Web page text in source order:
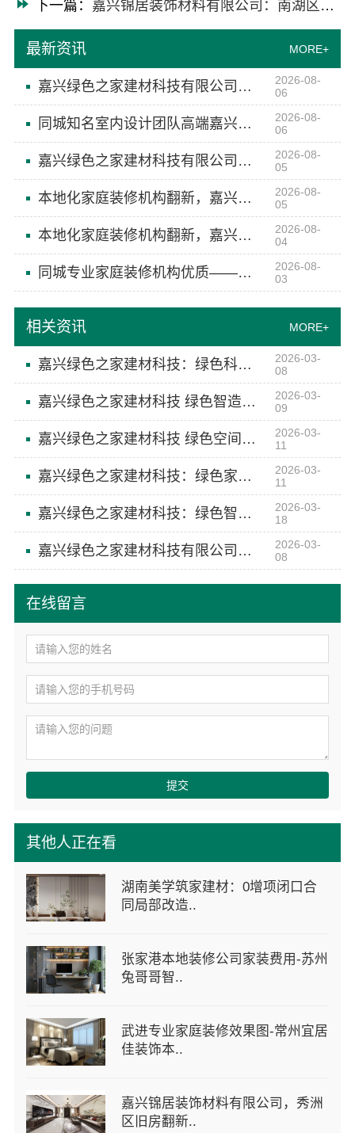
其他人正在看
湖南美学筑家建材：0增项闭口合
同局部改造..
张家港本地装修公司家装费用-苏州
兔哥哥智..
武进专业家庭装修效果图-常州宜居
佳装饰本..
嘉兴锦居装饰材料有限公司，秀洲
区旧房翻新..
在线留言
提交
下一篇： 嘉兴锦居装饰材料有限公司：南湖区高端装饰怎么样务实品质
最新资讯 MORE+
嘉兴绿色之家建材科技有限公司：同城专业家装团队环保
2026-08-
06
同城知名室内设计团队高端嘉兴绿色之家建材科技有限公司
2026-08-
06
嘉兴绿色之家建材科技有限公司本地化设计团队省心
2026-08-
05
本地化家庭装修机构翻新，嘉兴绿色之家建材科技有限公司焕新家园
2026-08-
05
本地化家庭装修机构翻新，嘉兴绿色之家建材科技有限公司旧房改造
2026-08-
04
同城专业家庭装修机构优质——嘉兴绿色之家建材科技有限公司
2026-08-
03
相关资讯 MORE+
嘉兴绿色之家建材科技：绿色科技赋能空间高端定制
2026-03-
08
嘉兴绿色之家建材科技 绿色智造赋能空间美学
2026-03-
09
嘉兴绿色之家建材科技 绿色空间美学专家
2026-03-
11
嘉兴绿色之家建材科技：绿色家居的定制专家
2026-03-
11
嘉兴绿色之家建材科技：绿色智造，美学无界
2026-03-
18
嘉兴绿色之家建材科技有限公司：绿色之家，空间美学的工厂实践
2026-03-
08